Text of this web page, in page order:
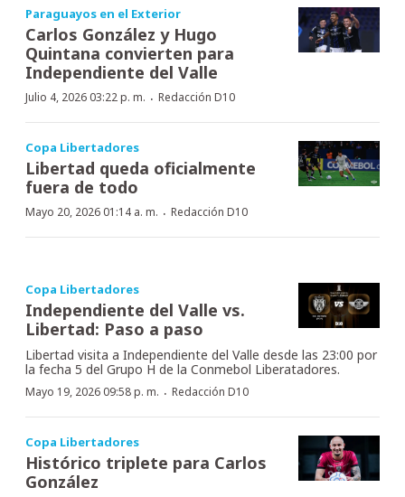
Paraguayos en el Exterior
Carlos González y Hugo
Quintana convierten para
Independiente del Valle
Julio 4, 2026 03:22 p. m. · Redacción D10
Copa Libertadores
Libertad queda oficialmente
fuera de todo
Mayo 20, 2026 01:14 a. m. · Redacción D10
Copa Libertadores
Independiente del Valle vs.
Libertad: Paso a paso
Libertad visita a Independiente del Valle desde las 23:00 por
la fecha 5 del Grupo H de la Conmebol Liberatadores.
Mayo 19, 2026 09:58 p. m. · Redacción D10
Copa Libertadores
Histórico triplete para Carlos
González